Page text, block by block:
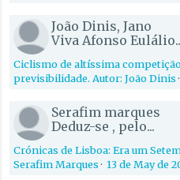
João Dinis, Jano
Viva Afonso
Ciclismo de altíssima
previsibilidade. Autor: João Dinis
Serafim marques
Deduz-se , pelo...
Crónicas de Lisboa: Era um
Serafim Marques·13 de May de